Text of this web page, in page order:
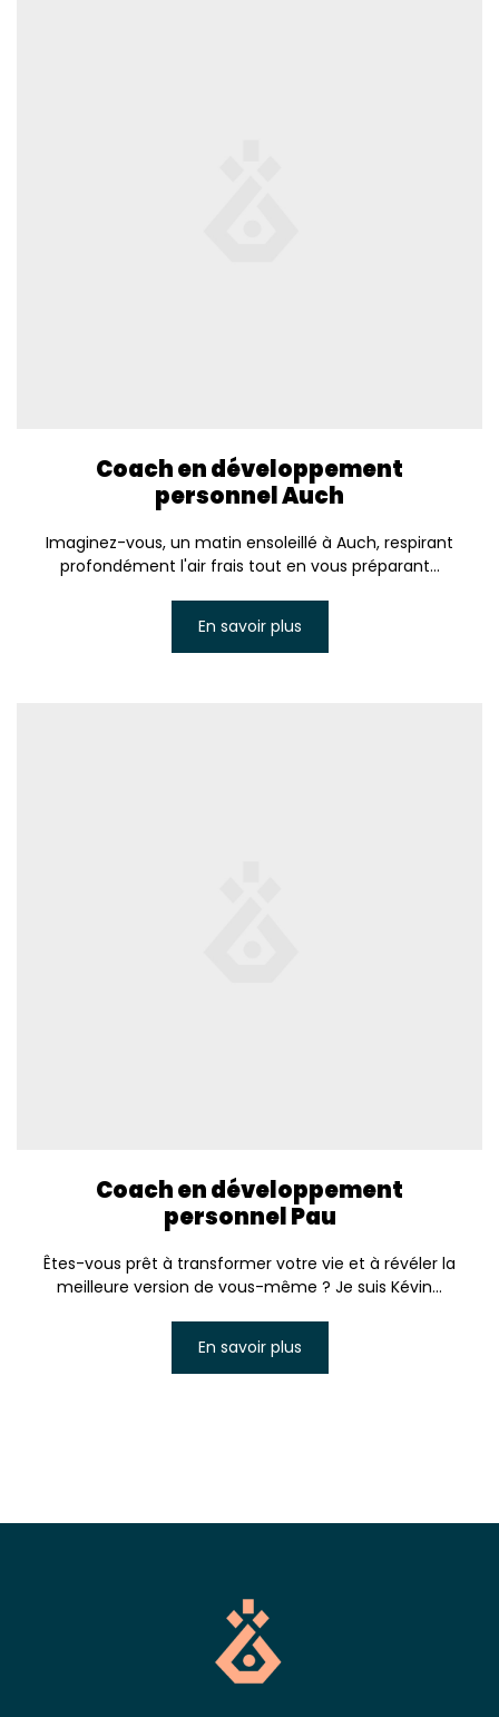
Coach en développement
personnel Auch
Imaginez-vous, un matin ensoleillé à Auch, respirant
profondément l'air frais tout en vous préparant...
En savoir plus
Coach en développement
personnel Pau
Êtes-vous prêt à transformer votre vie et à révéler la
meilleure version de vous-même ? Je suis Kévin...
En savoir plus